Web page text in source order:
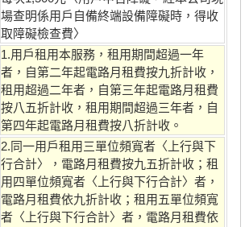
場查明係用戶自備終端設備障礙時，得收
取障礙檢查費〉
1.用戶租用本服務，租用期間超過一年
者，自第二年起電路月租費按九折計收，
租用超過二年者，自第三年起電路月租費
按八五折計收，租用期間超過三年者，自
第四年起電路月租費按八折計收。
2.同一用戶租用三單位頻寬者〈上行與下
行合計〉，電路月租費按九五折計收；租
用四單位頻寬者〈上行與下行合計〉者，
電路月租費依九折計收；租用五單位頻寬
者〈上行與下行合計〉者，電路月租費依